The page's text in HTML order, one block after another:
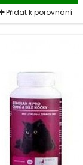
Přidat k porovnání